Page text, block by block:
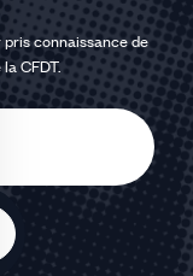
pris connaissance de
CFDT.